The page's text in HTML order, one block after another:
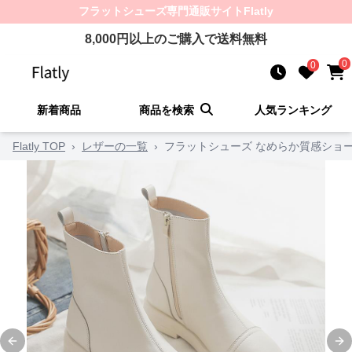
フラットシューズ専門通販サイト Flatly
8,000円以上のご購入で送料無料
0 0
新着商品 商品を検索 人気ランキング
Flatly TOP › レザーの一覧 › フラットシューズ なめらか質感ショ
Previous slide